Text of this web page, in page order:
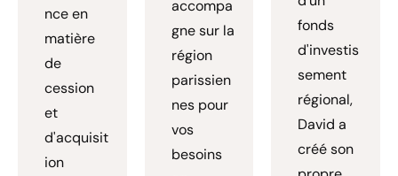
nce en
matière
de
cession
et
d'acquisit
ion
accompa
gne sur la
région
parissien
nes pour
vos
besoins
fonds
d'investis
sement
régional,
David a
créé son